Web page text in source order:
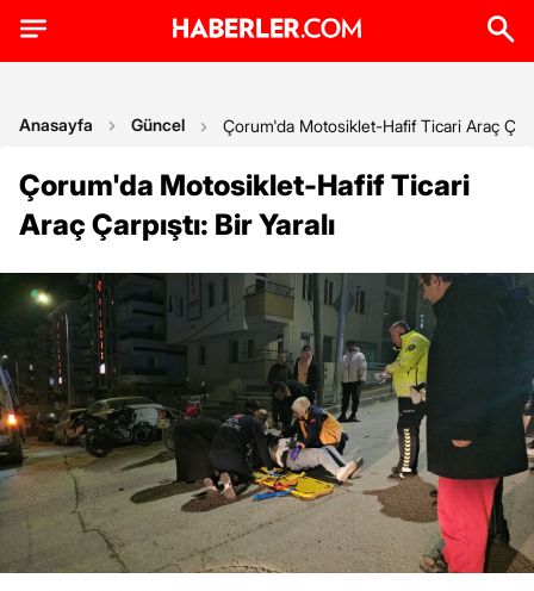
Anasayfa Güncel Çorum'da Motosiklet-Hafif Ticari Araç
Çorum'da Motosiklet-Hafif Ticari
Araç Çarpıştı: Bir Yaralı